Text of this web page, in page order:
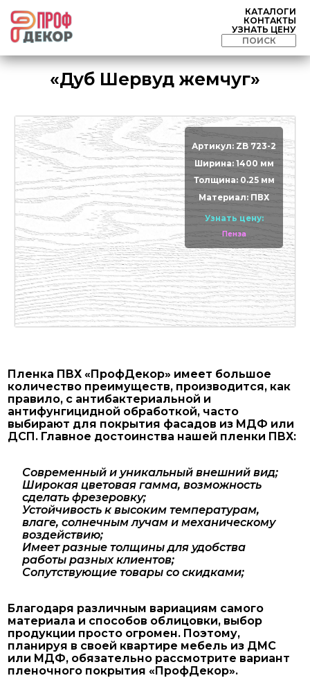
КАТАЛОГИ
КОНТАКТЫ
УЗНАТЬ ЦЕНУ
«Дуб Шервуд жемчуг»
Артикул: ZB 723-2
Ширина: 1400 мм
Толщина: 0.25 мм
Материал: ПВХ
Узнать цену:
Пенза
Пленка ПВХ «ПрофДекор» имеет большое
количество преимуществ, производится, как
правило, с антибактериальной и
антифунгицидной обработкой, часто
выбирают для покрытия фасадов из МДФ или
ДСП. Главное достоинства нашей пленки ПВХ:
Современный и уникальный внешний вид;
Широкая цветовая гамма, возможность
сделать фрезеровку;
Устойчивость к высоким температурам,
влаге, солнечным лучам и механическому
воздействию;
Имеет разные толщины для удобства
работы разных клиентов;
Сопутствующие товары со скидками;
Благодаря различным вариациям самого
материала и способов облицовки, выбор
продукции просто огромен. Поэтому,
планируя в своей квартире мебель из ДМС
или МДФ, обязательно рассмотрите вариант
пленочного покрытия «ПрофДекор».